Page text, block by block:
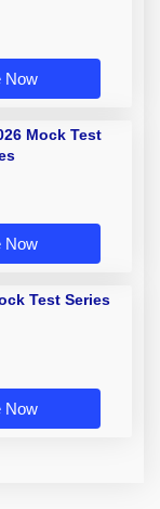
Now
Mock Test
Now
Test Series
Now